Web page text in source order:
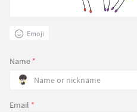
Emoji
Name *
Email *